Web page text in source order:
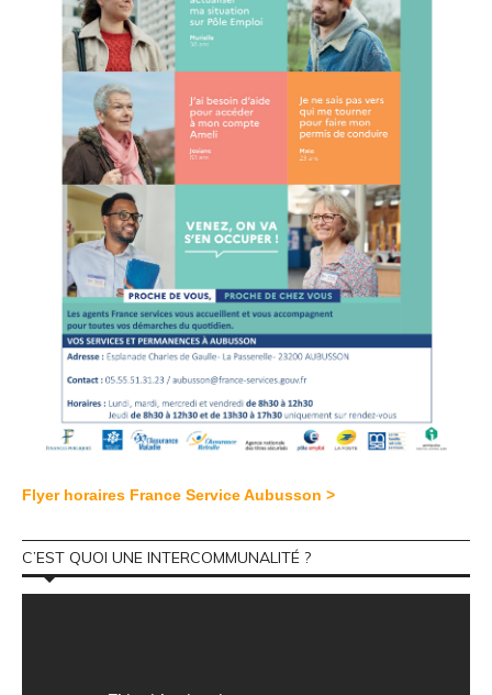
Flyer horaires France Service Aubusson >
C’EST QUOI UNE INTERCOMMUNALITÉ ?